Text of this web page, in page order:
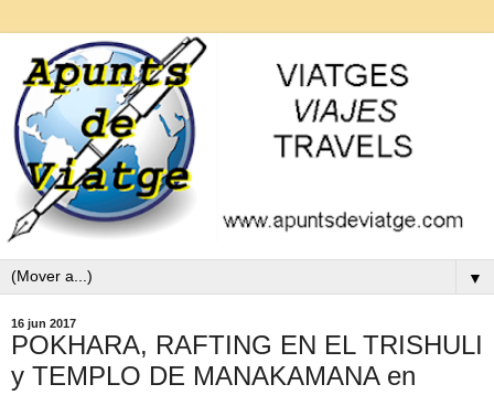
▼
16 jun 2017
POKHARA, RAFTING EN EL TRISHULI
y TEMPLO DE MANAKAMANA en